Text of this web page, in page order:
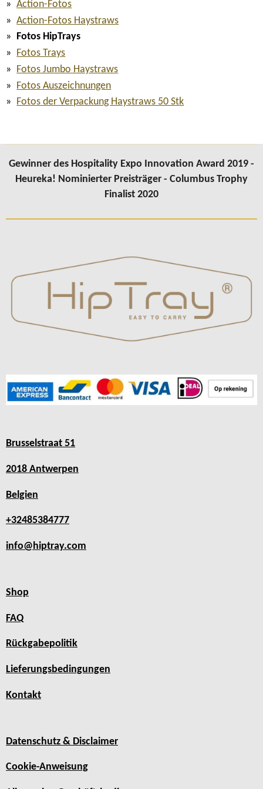
Action-Fotos
Action-Fotos Haystraws
Fotos HipTrays
Fotos Trays
Fotos Jumbo Haystraws
Fotos Auszeichnungen
Fotos der Verpackung Haystraws 50 Stk
Gewinner des Hospitality Expo Innovation Award 2019 -
Heureka! Nominierter Preisträger - Columbus Trophy
Finalist 2020
Brusselstraat 51
2018 Antwerpen
Belgien
+32485384777
info@hiptray.com
Shop
FAQ
Rückgabepolitik
Lieferungsbedingungen
Kontakt
Datenschutz & Disclaimer
Cookie-Anweisung